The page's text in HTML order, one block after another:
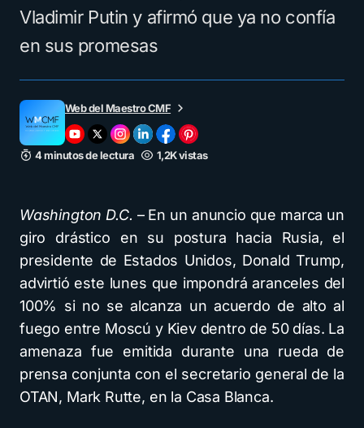
Vladimir Putin y afirmó que ya no confía
en sus promesas
Web del Maestro CMF
4 minutos de lectura 1,2K vistas
Washington D.C. – En un anuncio que marca un
giro drástico en su postura hacia Rusia, el
presidente de Estados Unidos, Donald Trump,
advirtió este lunes que impondrá aranceles del
100% si no se alcanza un acuerdo de alto al
fuego entre Moscú y Kiev dentro de 50 días. La
amenaza fue emitida durante una rueda de
prensa conjunta con el secretario general de la
OTAN, Mark Rutte, en la Casa Blanca.